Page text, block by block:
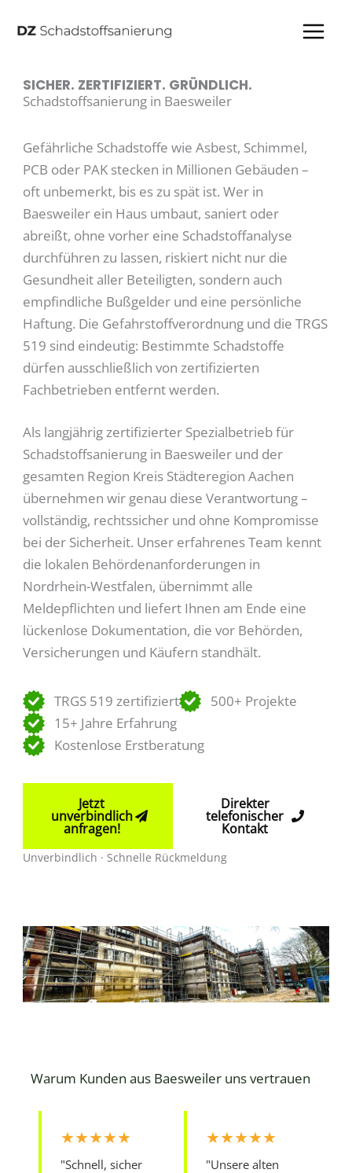
Inhalt
SICHER. ZERTIFIZIERT. GRÜNDLICH.
Schadstoffsanierung in Baesweiler
Gefährliche Schadstoffe wie Asbest, Schimmel,
PCB oder PAK stecken in Millionen Gebäuden –
oft unbemerkt, bis es zu spät ist. Wer in
Baesweiler ein Haus umbaut, saniert oder
abreißt, ohne vorher eine Schadstoffanalyse
durchführen zu lassen, riskiert nicht nur die
Gesundheit aller Beteiligten, sondern auch
empfindliche Bußgelder und eine persönliche
Haftung. Die Gefahrstoffverordnung und die TRGS
519 sind eindeutig: Bestimmte Schadstoffe
dürfen ausschließlich von zertifizierten
Fachbetrieben entfernt werden.
Als langjährig zertifizierter Spezialbetrieb für
Schadstoffsanierung in Baesweiler und der
gesamten Region Kreis Städteregion Aachen
übernehmen wir genau diese Verantwortung –
vollständig, rechtssicher und ohne Kompromisse
bei der Sicherheit. Unser erfahrenes Team kennt
die lokalen Behördenanforderungen in
Nordrhein-Westfalen, übernimmt alle
Meldepflichten und liefert Ihnen am Ende eine
lückenlose Dokumentation, die vor Behörden,
Versicherungen und Käufern standhält.
TRGS 519 zertifiziert
500+ Projekte
15+ Jahre Erfahrung
Kostenlose Erstberatung
Jetzt
unverbindlich
anfragen!
Direkter
telefonischer
Kontakt
Unverbindlich · Schnelle Rückmeldung
Warum Kunden aus Baesweiler uns vertrauen
★★★★★
"Schnell, sicher
★★★★★
"Unsere alten